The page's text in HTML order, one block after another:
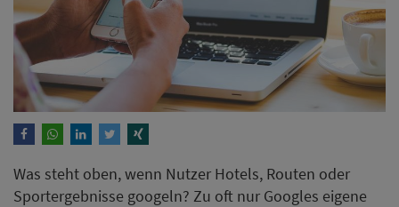
Was steht oben, wenn Nutzer Hotels, Routen oder
Sportergebnisse googeln? Zu oft nur Googles eigene